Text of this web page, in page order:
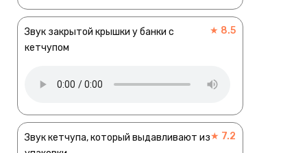
Звук закрытой крышки у банки с
кетчупом
★ 8.5
Звук кетчупа, который выдавливают из★ 7.2